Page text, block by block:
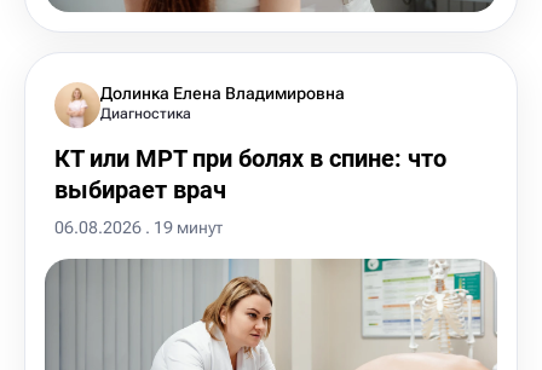
Долинка Елена Владимировна
Диагностика
КТ или МРТ при болях в спине: что
выбирает врач
06.08.2026 . 19 минут